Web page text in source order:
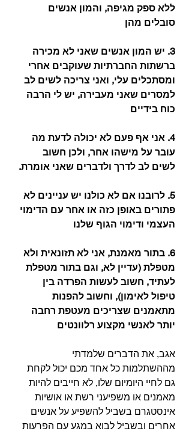
ללא ספק מגיפה, והמון אנשים
סובלים מהן
3. יש המון אנשים שאני לא מכירה
ברשתות החברתיות שעוקבים אחרי
ומסתכלים עלי, ואני צריכה לשים לב
למסרים שאני מעבירה, יש לי הרבה
כוח בידיים
4. אני אף פעם לא יכולה לדעת מה
עובר על מישהו אחר, ולכן חשוב
לשים לב לדרך ולדברים שאני אומרת.
5. לרובנו אם לא כולנו יש עניינים לא
פתורים באופן כזה או אחר עם הדימוי
העצמי ודימוי הגוף שלנו
6. בתור מאמנת, אני לא תזונאית ולא
מטפלת (עדיין לא, וגם בתור מטפלת
לעתיד, חשוב לעשות הפרדה בין
טיפול לאימון), וחשוב להפנות
מתאמנים שצריכים מעטפת רחבה
יותר לאנשי מקצוע רלוונטים
אגב, את הדברים שלמדתי
מההשתלמות כל אחד מכם יכול לקחת
גם לחיי היומיום שלו, לא חייבים להיות
מאמנים או משפיעני רשת או אושיות
אינסטגרם בשביל להשפיע על אנשים
אחרים ובשביל לבוא במגע עם הפרעות